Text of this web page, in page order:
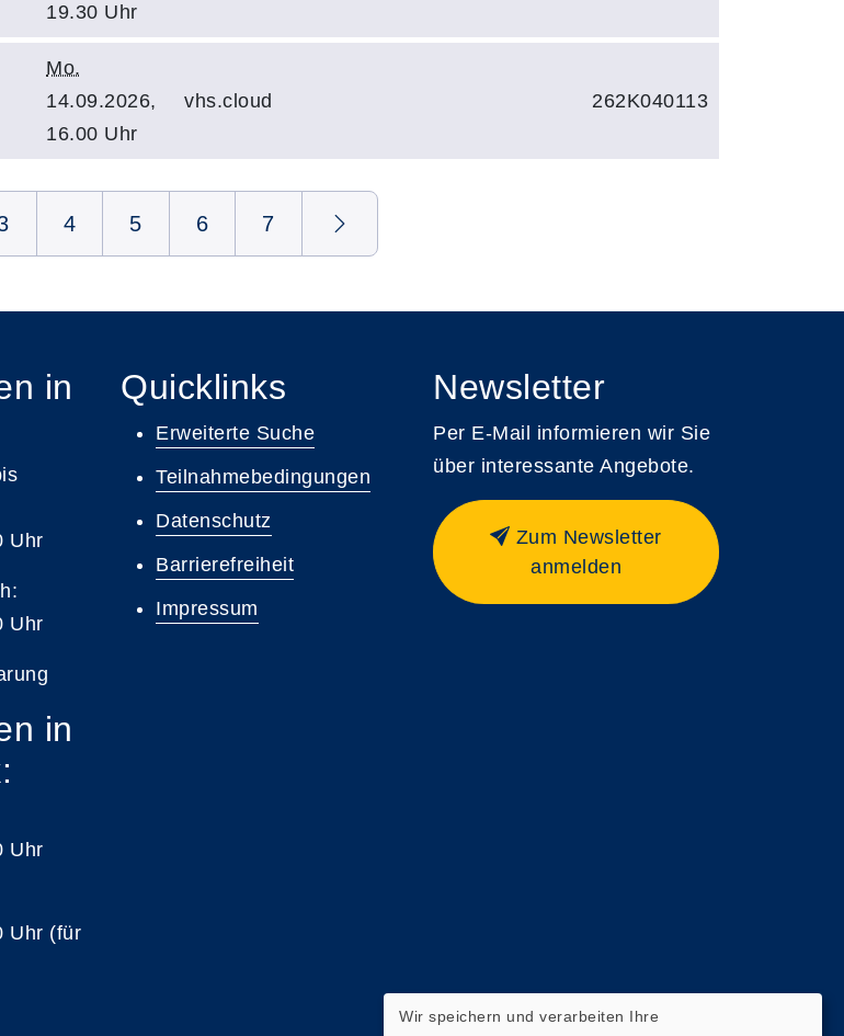
19.30 Uhr
Mo.
14.09.2026,
16.00 Uhr
vhs.cloud 262K040113
4 5 6 7
in
Uhr
Uhr
in
Uhr
Uhr (für
Quicklinks
Erweiterte Suche
Teilnahmebedingungen
Datenschutz
Barrierefreiheit
Impressum
Newsletter
Per E-Mail informieren wir Sie
über interessante Angebote.
Zum Newsletter
anmelden
Wir speichern und verarbeiten Ihre